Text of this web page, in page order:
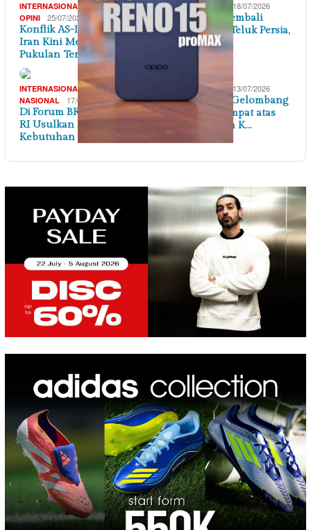
INTERNASIONAL
OPINI 25/07/2026
Konflik AS-Israel dengan
Iran Kini Memasuki Fase
Pukulan Ter…
INTERNASIONAL 18/07/2026
Ketegangan Kembali
Meningkat di Teluk Persia,
IRAN – A…
INTERNASIONAL,
NASIONAL 17/07/2026
Di Forum BRICS, Menaker
RI Usulkan Petakan
Kebutuhan Keteram…
INTERNASIONAL 13/07/2026
AS Lancarkan Gelombang
Serangan Keempat atas
Iran Merespon K…